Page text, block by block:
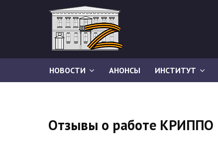
НОВОСТИ АНОНСЫ ИНСТИТУТ
Отзывы о работе КРИППО